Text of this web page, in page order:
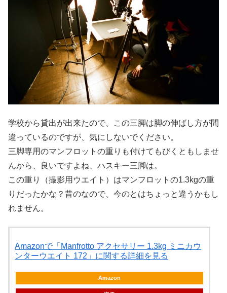
学校から貸出が出来たので、この三脚は脚の伸ばし方が間
違っているのですが、気にしないでください。
三脚専用のマンフロットの重りも付けてもびくともしませ
んから、良いですよね、ハスキー三脚は。
この重り（撮影用ウエイト）はマンフロットの1.3kgの重
りだったかな？昔のなので、今のとはちょっと違うかもし
れません。
Amazonで「Manfrotto アクセサリー 1.3kg ミニカウ
ンターウエイト 172」に関する詳細を見る
Amazon